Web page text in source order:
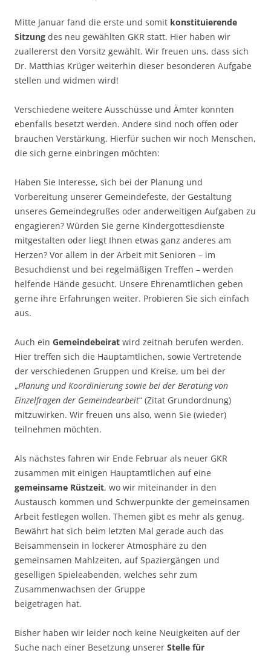
Mitte Januar fand die erste und somit konstituierende
Sitzung des neu gewählten GKR statt. Hier haben wir
zuallererst den Vorsitz gewählt. Wir freuen uns, dass sich
Dr. Matthias Krüger weiterhin dieser besonderen Aufgabe
stellen und widmen wird!
Verschiedene weitere Ausschüsse und Ämter konnten
ebenfalls besetzt werden. Andere sind noch offen oder
brauchen Verstärkung. Hierfür suchen wir noch Menschen,
die sich gerne einbringen möchten:
Haben Sie Interesse, sich bei der Planung und
Vorbereitung unserer Gemeindefeste, der Gestaltung
unseres Gemeindegrußes oder anderweitigen Aufgaben zu
engagieren? Würden Sie gerne Kindergottesdienste
mitgestalten oder liegt Ihnen etwas ganz anderes am
Herzen? Vor allem in der Arbeit mit Senioren – im
Besuchdienst und bei regelmäßigen Treffen – werden
helfende Hände gesucht. Unsere Ehrenamtlichen geben
gerne ihre Erfahrungen weiter. Probieren Sie sich einfach
aus.
Auch ein Gemeindebeirat wird zeitnah berufen werden.
Hier treffen sich die Hauptamtlichen, sowie Vertretende
der verschiedenen Gruppen und Kreise, um bei der
„Planung und Koordinierung sowie bei der Beratung von
Einzelfragen der Gemeindearbeit“ (Zitat Grundordnung)
mitzuwirken. Wir freuen uns also, wenn Sie (wieder)
teilnehmen möchten.
Als nächstes fahren wir Ende Februar als neuer GKR
zusammen mit einigen Hauptamtlichen auf eine
gemeinsame Rüstzeit, wo wir miteinander in den
Austausch kommen und Schwerpunkte der gemeinsamen
Arbeit festlegen wollen. Themen gibt es mehr als genug.
Bewährt hat sich beim letzten Mal gerade auch das
Beisammensein in lockerer Atmosphäre zu den
gemeinsamen Mahlzeiten, auf Spaziergängen und
geselligen Spieleabenden, welches sehr zum
Zusammenwachsen der Gruppe
beigetragen hat.
Bisher haben wir leider noch keine Neuigkeiten auf der
Suche nach einer Besetzung unserer Stelle für